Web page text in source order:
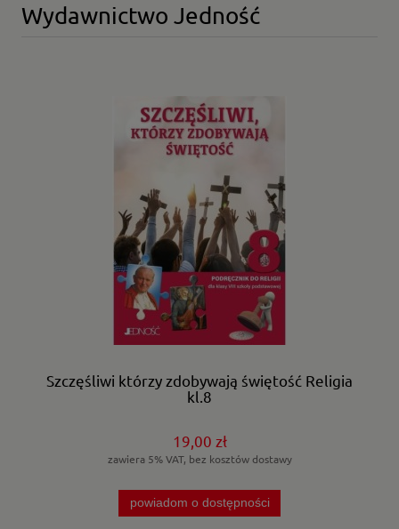
Wydawnictwo Jedność
Szczęśliwi którzy zdobywają świętość Religia
kl.8
19,00 zł
zawiera 5% VAT, bez kosztów dostawy
powiadom o dostępności